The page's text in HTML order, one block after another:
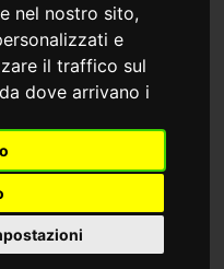
nel nostro sito,
e
il traffico sul
dove arrivano i